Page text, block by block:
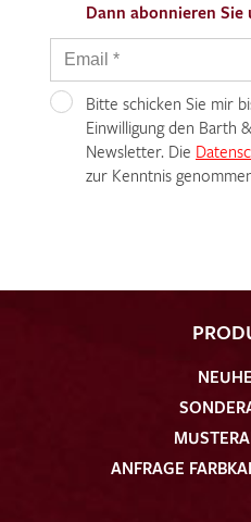
Dann abonnieren
Bitte schicken Sie mir
Einwilligung den Barth
Newsletter. Die
zur Kenntnis
ANFRAGE